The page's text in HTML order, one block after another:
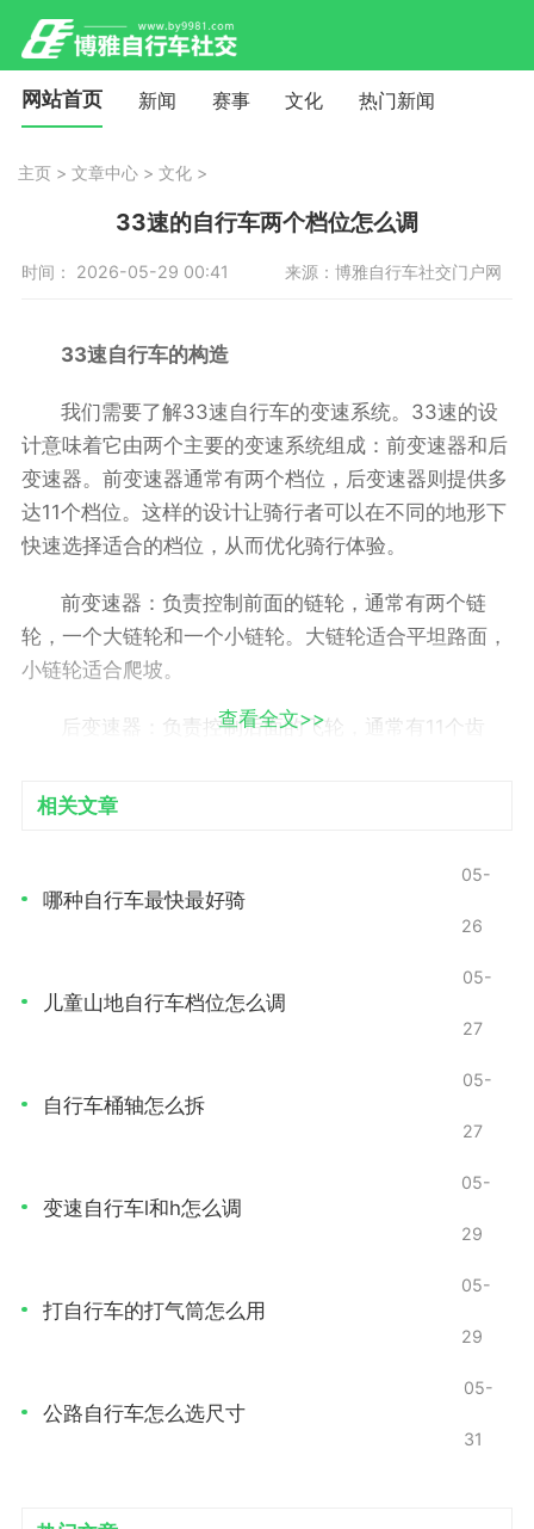
网站首页 新闻 赛事 文化 热门新闻
主页 > 文章中心 > 文化 >
33速的自行车两个档位怎么调
时间： 2026-05-29 00:41 来源：博雅自行车社交门户网
33速自行车的构造
我们需要了解33速自行车的变速系统。33速的设
计意味着它由两个主要的变速系统组成：前变速器和后
变速器。前变速器通常有两个档位，后变速器则提供多
达11个档位。这样的设计让骑行者可以在不同的地形下
快速选择适合的档位，从而优化骑行体验。
前变速器：负责控制前面的链轮，通常有两个链
轮，一个大链轮和一个小链轮。大链轮适合平坦路面，
小链轮适合爬坡。
后变速器：负责控制后面的飞轮，通常有11个齿
求选择合适的速度。
在骑行时，前后变速器的协调工作能够帮助骑行者
链条张力：确保链条的张力适中，过紧或过松都会
变速器位置：前后变速器的位置要合适，过高或过
调节螺丝：变速器上有调节螺丝，正确调节这些螺
如何调整前变速器
查看全文>>
相关文章
哪种自行车最快最好骑
05-
26
儿童山地自行车档位怎么调
05-
27
自行车桶轴怎么拆
05-
27
变速自行车l和h怎么调
05-
29
打自行车的打气筒怎么用
05-
29
公路自行车怎么选尺寸
05-
31